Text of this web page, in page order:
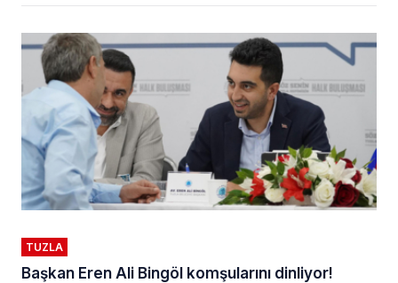
TUZLA
Başkan Eren Ali Bingöl komşularını dinliyor!